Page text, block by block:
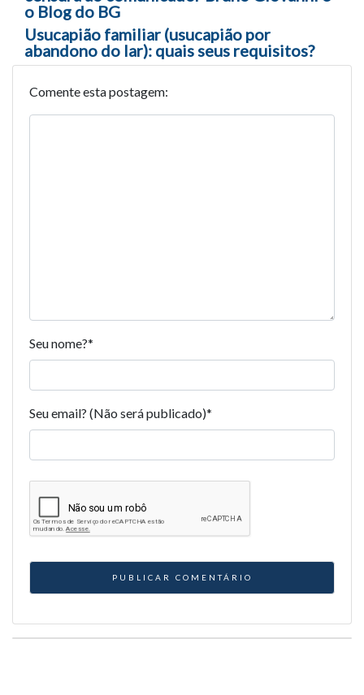
o Blog do BG
Usucapião familiar (usucapião por
abandono do lar): quais seus requisitos?
Comente esta postagem:
Seu nome?*
Seu email? (Não será publicado)*